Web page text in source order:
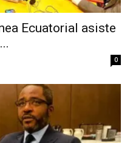
Ecuatorial asiste
0